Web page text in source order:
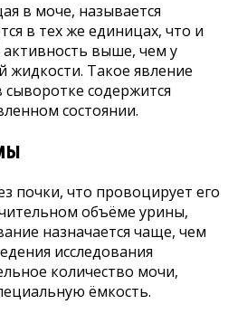
в моче, называется
в тех же единицах, что и
выше, чем у
жидкости. Такое явление
сыворотке содержится
состоянии.
почки, что провоцирует его
объёме урины,
назначается чаще, чем
исследования
количество мочи,
ёмкость.